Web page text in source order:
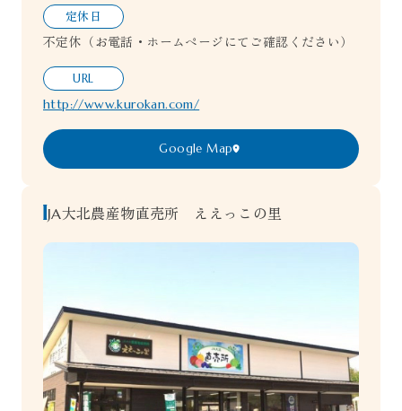
Google Map
定休日
不定休（お電話・ホームページにてご確認ください）
URL
http://www.kurokan.com/
JA大北農産物直売所 ええっこの里